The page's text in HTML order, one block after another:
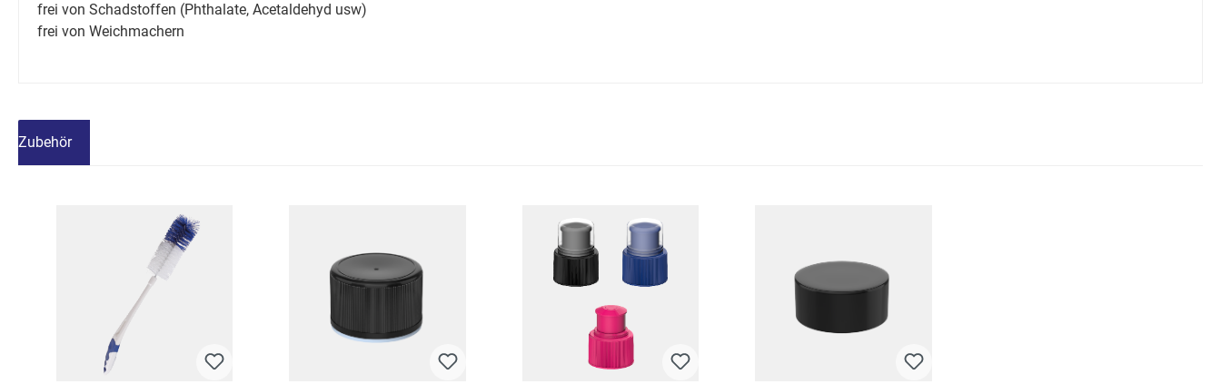
frei von Schadstoffen (Phthalate, Acetaldehyd usw)
frei von Weichmachern
Zubehör